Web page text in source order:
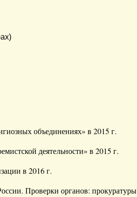
объединениях» в 2015 г.
деятельности» в 2015 г.
в 2016 г.
Проверки органов: